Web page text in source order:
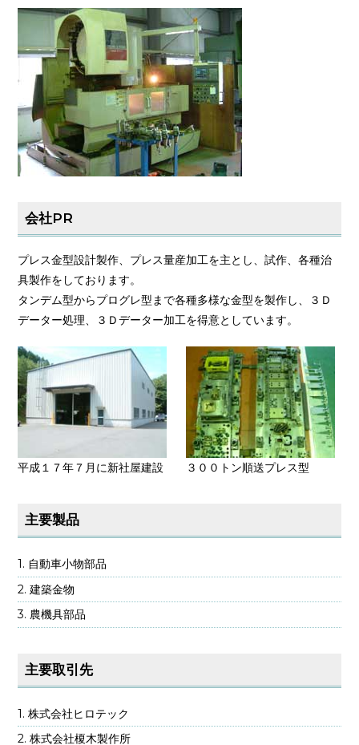
会社PR
プレス金型設計製作、プレス量産加工を主とし、試作、各種治
具製作をしております。
タンデム型からプログレ型まで各種多様な金型を製作し、３Ｄ
データー処理、３Ｄデーター加工を得意としています。
平成１７年７月に新社屋建設 ３００トン順送プレス型
主要製品
自動車小物部品
建築金物
農機具部品
主要取引先
株式会社ヒロテック
株式会社榎木製作所